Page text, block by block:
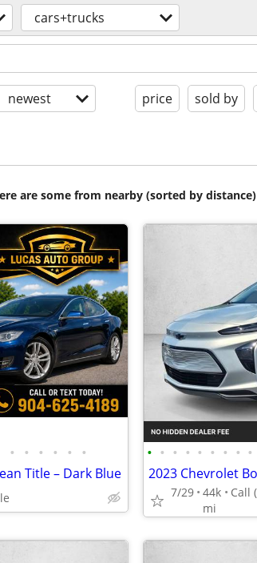
cars+trucks
newest price sold by
are some from nearby (sorted by distance)
• • • • • •
Title – Dark Blue
• • • • • • • • •
7/29 44k
mi